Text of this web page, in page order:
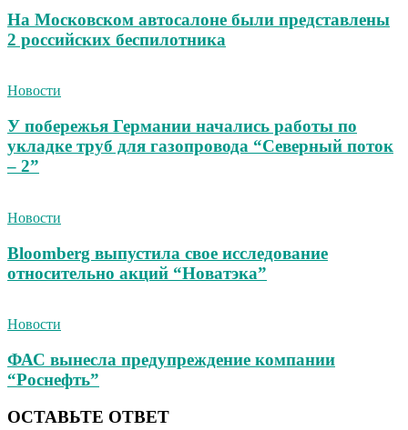
На Московском автосалоне были представлены
2 российских беспилотника
Новости
У побережья Германии начались работы по
укладке труб для газопровода “Северный поток
– 2”
Новости
Bloomberg выпустила свое исследование
относительно акций “Новатэка”
Новости
ФАС вынесла предупреждение компании
“Роснефть”
ОСТАВЬТЕ ОТВЕТ